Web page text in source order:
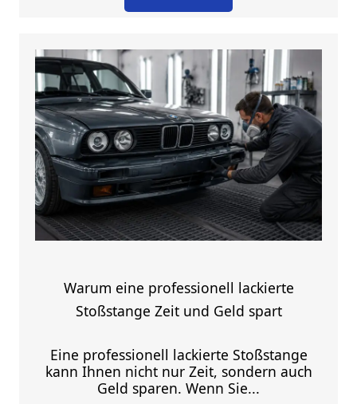
Warum eine professionell lackierte
Stoßstange Zeit und Geld spart
Eine professionell lackierte Stoßstange
kann Ihnen nicht nur Zeit, sondern auch
Geld sparen. Wenn Sie...